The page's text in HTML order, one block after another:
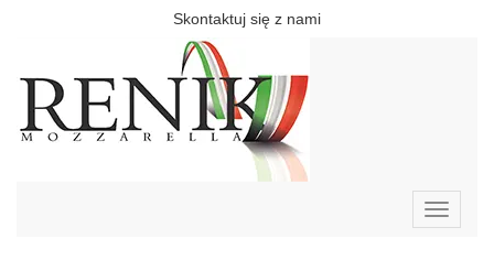
Skontaktuj się z nami
Toggle